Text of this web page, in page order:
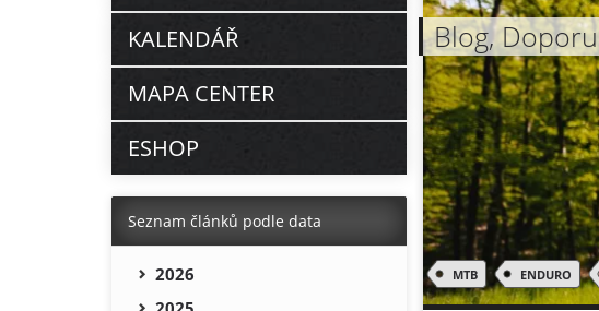
Blog,
MTB ENDURO
KALENDÁŘ
MAPA CENTER
ESHOP
Seznam článků podle data
2026